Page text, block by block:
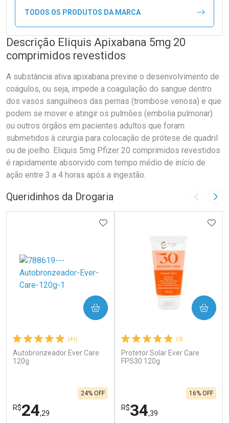
TODOS OS PRODUTOS DA MARCA
Descrição Eliquis Apixabana 5mg 20
comprimidos revestidos
A substância ativa apixabana previne o desenvolvimento de
coágulos, ou seja, impede a coagulação do sangue dentro
dos vasos sanguíneos das pernas (trombose venosa) e que
podem se mover e atingir os pulmões (embolia pulmonar)
ou outros órgãos em pacientes adultos que foram
submetidos à cirurgia para colocação de prótese de quadril
ou de joelho. Eliquis 5mg Pfizer 20 comprimidos revestidos
é rapidamente absorvido com tempo médio de início de
ação entre 3 a 4 horas após a ingestão.
Queridinhos da Drogaria Imagem
(41)
Autobronzeador Ever Care
120g
R$24,29
24% OFF
ADICIONAR AOS FAVORITOS
COMPRAR
(3)
Protetor Solar Ever Care
FPS30 120g
R$34,39
16% OFF
COMPRAR